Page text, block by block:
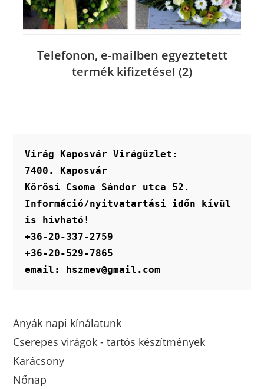
Telefonon, e-mailben egyeztetett
termék kifizetése! (2)
Virág Kaposvár Virágüzlet:
7400. Kaposvár
Kőrösi Csoma Sándor utca 52.
Információ/nyitvatartási időn kívül
is hívható!
+36-20-337-2759
+36-20-529-7865
email: hszmev@gmail.com
Anyák napi kínálatunk
Cserepes virágok - tartós készítmények
Karácsony
Nőnap